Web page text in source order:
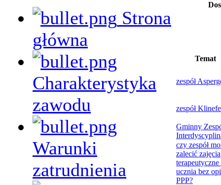
Strona
główna
Charakterystyka
zawodu
Warunki
zatrudnienia
Temat
zespół
zespół
Gminny
czy zespół
zalecić zajęcia
terapeutyczne
ucznia bez
PPP?